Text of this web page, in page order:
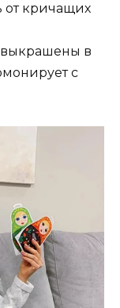
от кричащих
в
с